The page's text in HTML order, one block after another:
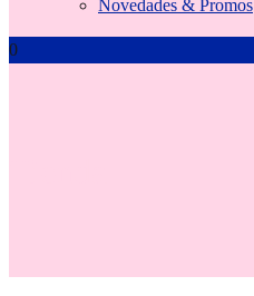
Novedades & Promos
0